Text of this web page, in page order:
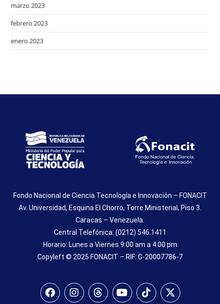
marzo 2023
febrero 2023
enero 2023
Fondo Nacional de Ciencia Tecnología e Innovación – FONACIT
Av. Universidad, Esquina El Chorro, Torre Ministerial, Piso 3.
Caracas – Venezuela.
Central Telefónica: (0212) 546.1411
Horario: Lunes a Viernes 9:00 am a 4:00 pm
Copyleft © 2025 FONACIT – RIF: G-20007786-7